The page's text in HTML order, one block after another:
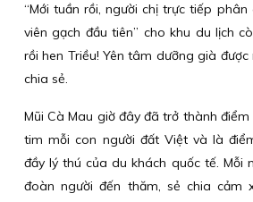
“Mới tuần rồi, người chị trực tiếp
viên gạch đầu tiên” cho khu du lịch
rồi hen Triều! Yên tâm dưỡng già được
chia sẻ.
Mũi Cà Mau giờ đây đã trở thành
tim mỗi con người đất Việt và là
đầy lý thú của du khách quốc tế. Mỗi
đoàn người đến thăm, sẻ chia cảm